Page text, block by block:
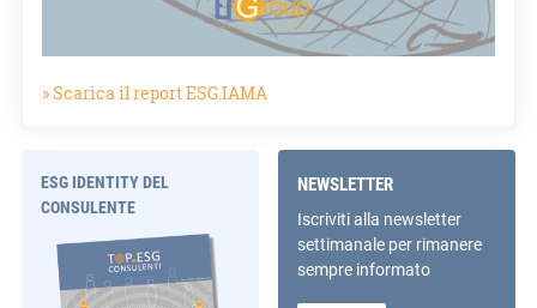
» Scarica il report ESG.IAMA
ESG IDENTITY DEL
CONSULENTE
NEWSLETTER
Iscriviti alla newsletter
settimanale per rimanere
sempre informato